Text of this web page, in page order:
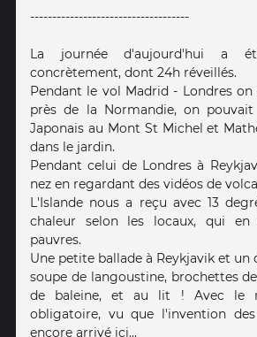
------------------------------------
La journée d'aujourd'hui a
concrètement, dont 24h réveillés.
Pendant le vol Madrid - Londres
près de la Normandie, on
Japonais au Mont St Michel et
dans le jardin.
Pendant celui de Londres à
nez en regardant des vidéos de
L'Islande nous a reçu avec 13
chaleur selon les locaux, qui en
pauvres.
Une petite ballade à Reykjavik et
soupe de langoustine, brochettes
de baleine, et au lit ! Avec le
obligatoire, vu que l'invention
encore arrivé ici...